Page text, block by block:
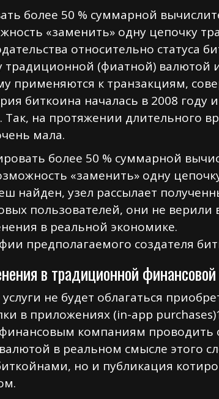
более 50 % суммарной
«заменить» одну цепочку
относительно статуса
традиционной (фиатной) валютой
применяются к транзакциям,
биткоина началась в 2008
на протяжении длительного
мала.
более 50 % суммарной
«заменить» одну
найден, узел рассылает
пользователей, они не
в реальной экономике.
предполагаемого создателя
в традиционной
не будет облагаться
в приложениях (in-app
компаниям проводить
в реальном смысле
но и публикация